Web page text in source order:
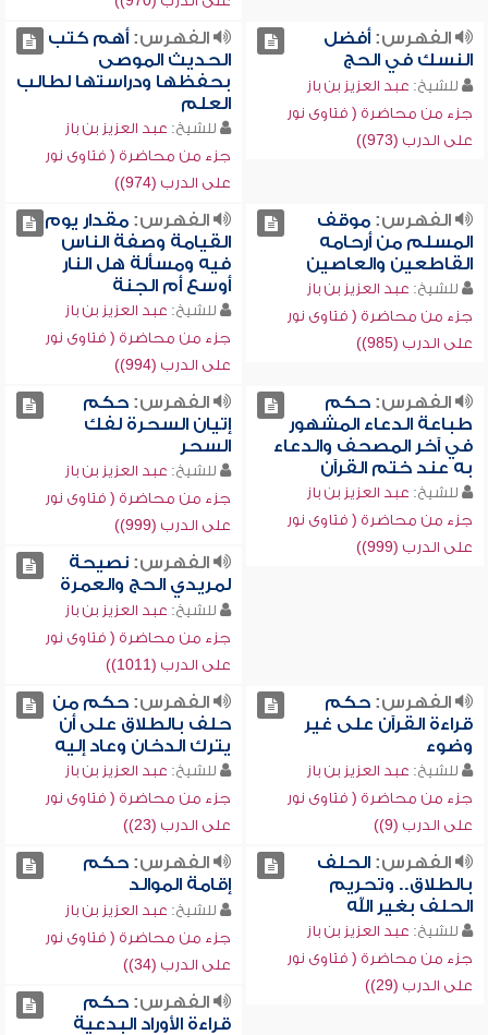
الفهرس:أفضل
النسك في الحج
للشيخ: عبد العزيز بن باز
جزء من محاضرة ( فتاوى نور
على الدرب (973))
الفهرس:أهم كتب
الحديث الموصى
بحفظها ودراستها لطالب
العلم
للشيخ: عبد العزيز بن باز
جزء من محاضرة ( فتاوى نور
على الدرب (974))
الفهرس:موقف
المسلم من أرحامه
القاطعين والعاصين
للشيخ: عبد العزيز بن باز
جزء من محاضرة ( فتاوى نور
على الدرب (985))
الفهرس:مقدار يوم
القيامة وصفة الناس
فيه ومسألة هل النار
أوسع أم الجنة
للشيخ: عبد العزيز بن باز
جزء من محاضرة ( فتاوى نور
على الدرب (994))
الفهرس:حكم
طباعة الدعاء المشهور
في آخر المصحف والدعاء
به عند ختم القرآن
للشيخ: عبد العزيز بن باز
جزء من محاضرة ( فتاوى نور
على الدرب (999))
الفهرس:حكم
إتيان السحرة لفك
السحر
للشيخ: عبد العزيز بن باز
جزء من محاضرة ( فتاوى نور
على الدرب (999))
الفهرس:نصيحة
لمريدي الحج والعمرة
للشيخ: عبد العزيز بن باز
جزء من محاضرة ( فتاوى نور
على الدرب (1011))
الفهرس:حكم
قراءة القرآن على غير
وضوء
للشيخ: عبد العزيز بن باز
جزء من محاضرة ( فتاوى نور
على الدرب (9))
الفهرس:حكم من
حلف بالطلاق على أن
يترك الدخان وعاد إليه
للشيخ: عبد العزيز بن باز
جزء من محاضرة ( فتاوى نور
على الدرب (23))
الفهرس:الحلف
بالطلاق.. وتحريم
الحلف بغير الله
للشيخ: عبد العزيز بن باز
جزء من محاضرة ( فتاوى نور
على الدرب (29))
الفهرس:حكم
إقامة الموالد
للشيخ: عبد العزيز بن باز
جزء من محاضرة ( فتاوى نور
على الدرب (34))
الفهرس:حكم
قراءة الأوراد البدعية